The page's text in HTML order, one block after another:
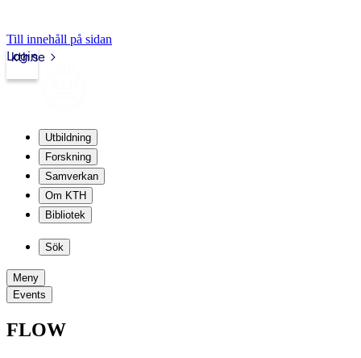
Till innehåll på sidan
kth.se
Login
Utbildning
Forskning
Samverkan
Om KTH
Bibliotek
Sök
Meny
Events
FLOW